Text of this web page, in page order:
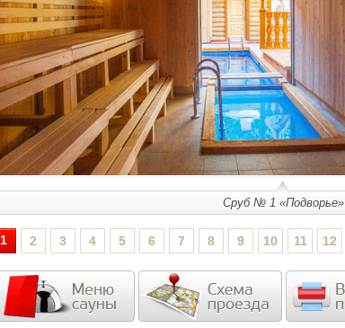
Сруб № 1 «Подворье»
1 2 3 4 5 6 7 8 9 10 11 12